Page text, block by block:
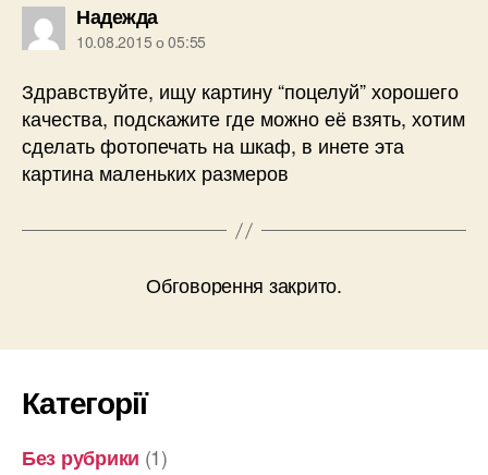
Надеждаговорить:
10.08.2015 о 05:55
Здравствуйте, ищу картину “поцелуй” хорошего
качества, подскажите где можно её взять, хотим
сделать фотопечать на шкаф, в инете эта
картина маленьких размеров
Обговорення закрито.
Категорії
Без рубрики (1)